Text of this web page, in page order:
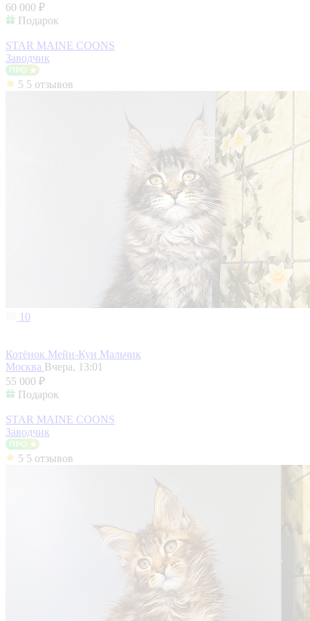
60 000 ₽
Подарок
STAR MAINE COONS
Заводчик
5 5 отзывов
10
Котёнок Мейн-Кун Мальчик
Москва Вчера, 13:01
55 000 ₽
Подарок
STAR MAINE COONS
Заводчик
5 5 отзывов